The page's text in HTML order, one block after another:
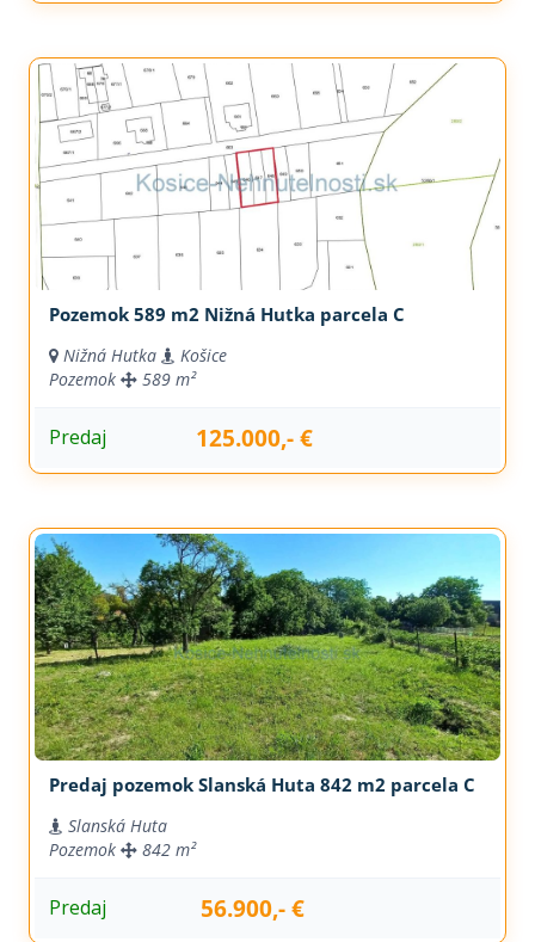
Pozemok 589 m2 Nižná Hutka parcela C
Nižná Hutka
Košice
Pozemok
589 m²
Predaj 125.000,- €
Predaj pozemok Slanská Huta 842 m2 parcela C
Slanská Huta
Pozemok
842 m²
Predaj 56.900,- €